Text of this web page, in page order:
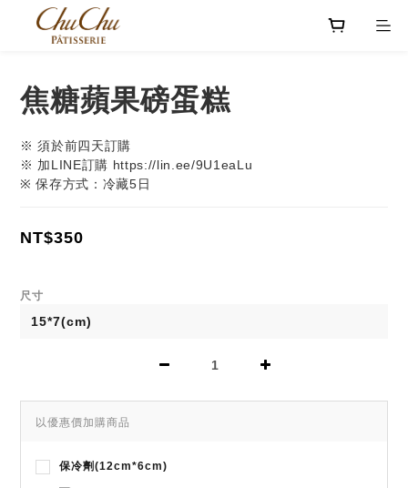
焦糖蘋果磅蛋糕
※ 須於前四天訂購
※ 加LINE訂購 https://lin.ee/9U1eaLu
※ 保存方式：冷藏5日
NT$350
尺寸
以優惠價加購商品
保冷劑(12cm*6cm)